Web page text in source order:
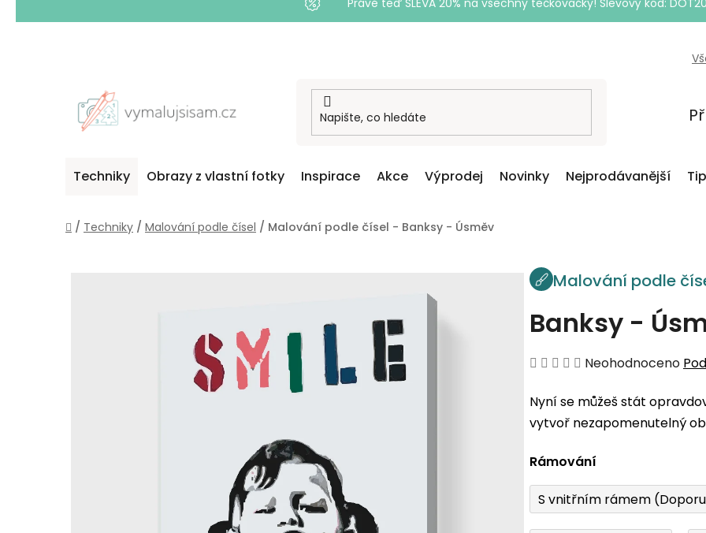
Právě teď SLEVA 20% na všechny tečkovačky! Slevový kód:
Techniky Obrazy z vlastní fotky Inspirace Akce Výprodej Novinky Nejprodávanější
Domů
/ Techniky / Malování podle čísel / Malování podle čísel - Banksy - Úsměv
Malování podle
Banksy -
Průměrné
produktu
je
z
5
hvězdiček.
Neohodnoceno
Nyní se můžeš stát
vytvoř nezapomenutelný
Rámování
S vnitřním rámem